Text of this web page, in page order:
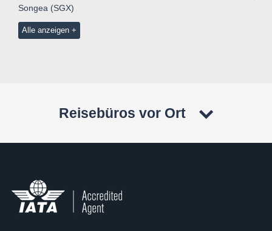
Songea (SGX)
Alle anzeigen
Reisebüros vor Ort